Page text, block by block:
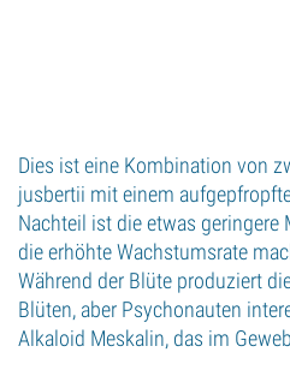
Dies ist eine Kombination von
jusbertii mit einem
Nachteil ist die etwas geringere
die erhöhte Wachstumsrate
Während der Blüte produziert
Blüten, aber Psychonauten
Alkaloid Meskalin, das im